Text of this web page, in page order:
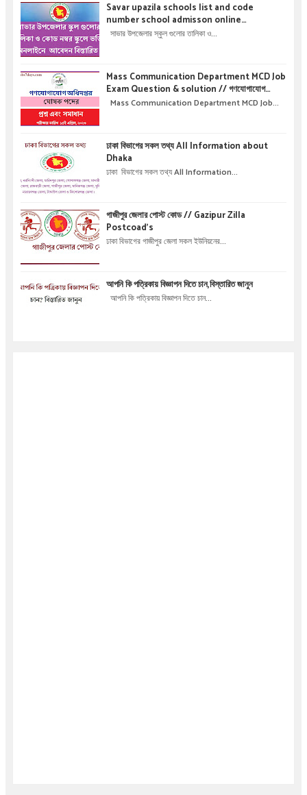
Savar upazila schools list and code
number school admisson online
application details !! সাভার উপজেলার স্কুল গুলোর
সাভার উপজেলার স্কুল গুলোর তালিকা ও...
Mass Communication Department MCD Job
Exam Question & solution // গণযোগাযোগ
অধিদপ্তরে নিয়োগ পরীক্ষার প্রশ্ন এবং সমাধান
Mass Communication Department MCD Job...
ঢাকা বিভাগের সকল তথ্য All Information about
Dhaka
ঢাকা বিভাগের সকল তথ্য All Information...
গাজীপুর জেলার পোস্ট কোড // Gazipur Zilla
Postcoad's
ঢাকা বিভাগের গাজীপুর জেলা সকল ইউনিয়নের...
আপনি কি পত্রিকায় বিজ্ঞাপন দিতে চান,বিস্তারিত জানুন
আপনি কি পত্রিকায় বিজ্ঞাপন দিতে চান...